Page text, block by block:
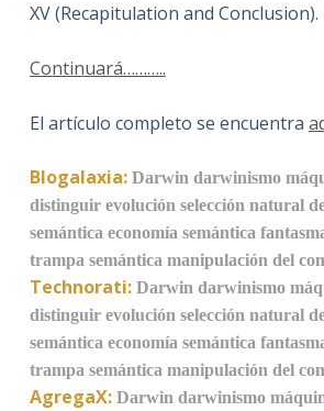
XV (Recapitulation and Conclusion).
Continuará………..
El artículo completo se encuentra
Blogalaxia: Darwin darwinismo
distinguir evolución selección natural
semántica economía semántica
trampa semántica manipulación del
Technorati: Darwin darwinismo
distinguir evolución selección natural
semántica economía semántica
trampa semántica manipulación del
AgregaX: Darwin darwinismo